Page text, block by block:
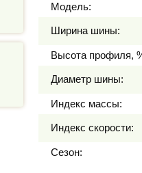
Модель:
Ширина шины:
Высота профиля,
Диаметр шины:
Индекс массы:
Индекс скорости:
Сезон: